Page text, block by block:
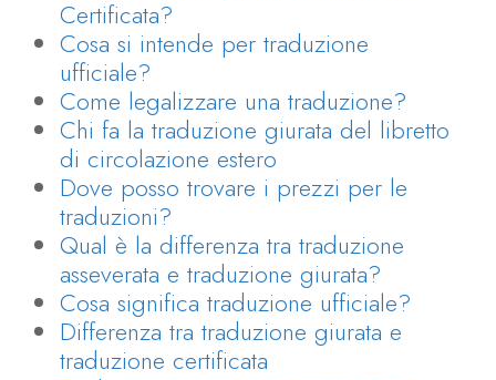
Certificata?
Cosa si intende per traduzione
ufficiale?
Come legalizzare una traduzione?
Chi fa la traduzione giurata del libretto
di circolazione estero
Dove posso trovare i prezzi per le
traduzioni?
Qual è la differenza tra traduzione
asseverata e traduzione giurata?
Cosa significa traduzione ufficiale?
Differenza tra traduzione giurata e
traduzione certificata